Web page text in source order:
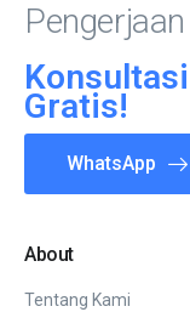
Gratis!
WhatsApp
About
Tentang Kami